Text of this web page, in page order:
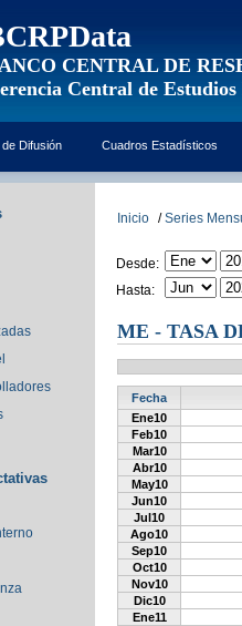
CENTRAL DE
Central de Estudios
Difusión Cuadros Estadísticos
Inicio / Series
Desde:
Hasta:
ME - TASA
Fecha
Ene10
Feb10
Mar10
Abr10
May10
Jun10
Jul10
Ago10
Sep10
Oct10
Nov10
Dic10
Ene11